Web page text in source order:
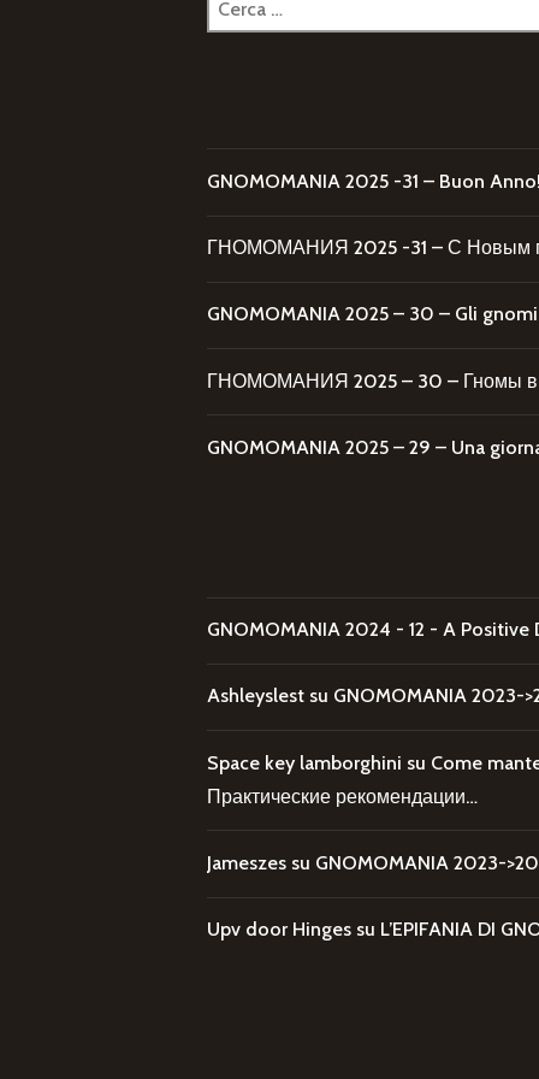
per:
GNOMOMANIA 2025 -31 – Buon Anno!
ГНОМОМАНИЯ 2025 -31 – С Новым
GNOMOMANIA 2025 – 30 – Gli
ГНОМОМАНИЯ 2025 – 30 – Гномы в
GNOMOMANIA 2025 – 29 – Una
GNOMOMANIA 2024 - 12 - A Positive
Ashleyslest su GNOMOMANIA 2023-
Space key lamborghini su Come
Практические рекомендации…
Jameszes su GNOMOMANIA 2023-
Upv door Hinges su L’EPIFANIA DI